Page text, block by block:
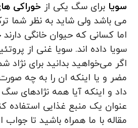
سویابرای سگ یکی ازخوراکی
می باشد ولی شاید به نظر شما
اما کسانی که حیوان خانگی
سویا داده اند. سویا غنی از
اگر می‌خواهید بدانید برای نژاد
مضر و یا اینکه ان را به چه
داد و اینکه آیا همه نژادهای سگ
عنوان یک منبع غذایی استفاده
مقاله با ما همراه باشید تا جواب